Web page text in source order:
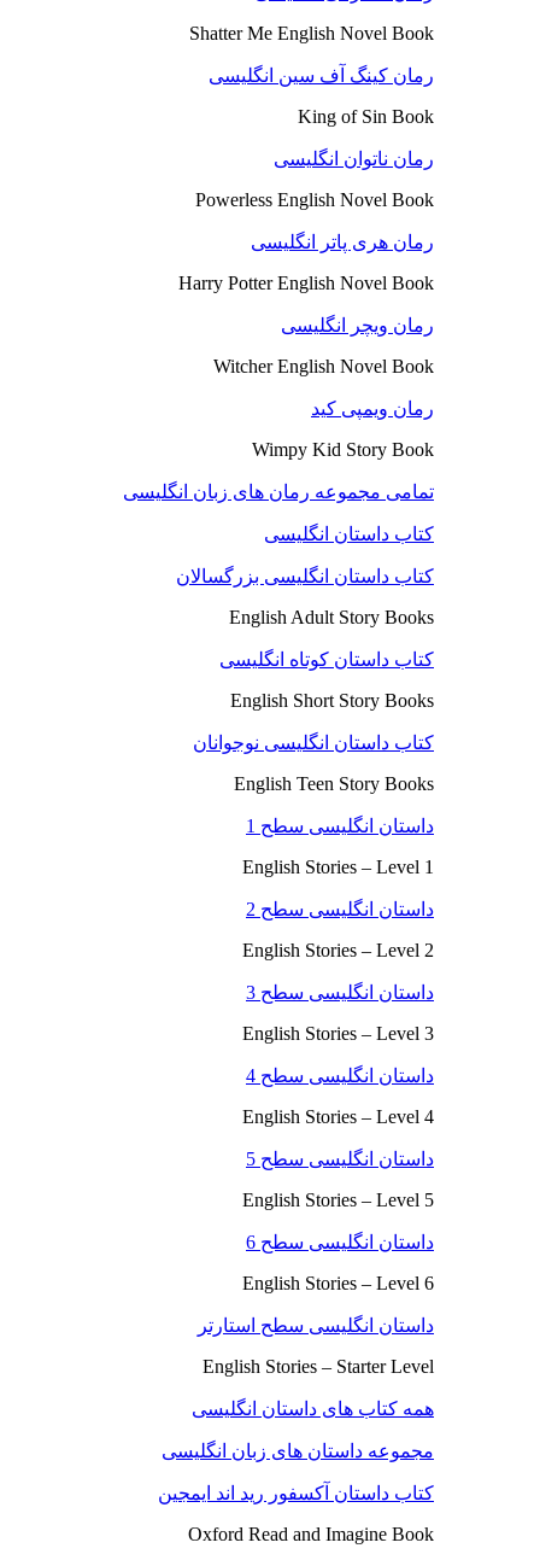
Shatter Me English Novel Book
رمان کینگ آف سین انگلیسی
King of Sin Book
رمان ناتوان انگلیسی
Powerless English Novel Book
رمان هری پاتر انگلیسی
Harry Potter English Novel Book
رمان ویچر انگلیسی
Witcher English Novel Book
رمان ویمپی کید
Wimpy Kid Story Book
تمامی مجموعه رمان های زبان انگلیسی
کتاب داستان انگلیسی
کتاب داستان انگلیسی بزرگسالان
English Adult Story Books
کتاب داستان کوتاه انگلیسی
English Short Story Books
کتاب داستان انگلیسی نوجوانان
English Teen Story Books
داستان انگلیسی سطح 1
English Stories – Level 1
داستان انگلیسی سطح 2
English Stories – Level 2
داستان انگلیسی سطح 3
English Stories – Level 3
داستان انگلیسی سطح 4
English Stories – Level 4
داستان انگلیسی سطح 5
English Stories – Level 5
داستان انگلیسی سطح 6
English Stories – Level 6
داستان انگلیسی سطح استارتر
English Stories – Starter Level
همه کتاب های داستان انگلیسی
مجموعه داستان های زبان انگلیسی
کتاب داستان آکسفور رید اند ایمجین
Oxford Read and Imagine Book